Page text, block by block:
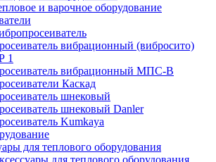
и варочное оборудование
вибрационный (вибросито)
1
вибрационный МПС-В
Каскад
шнековый
шнековый Danler
Kumkaya
для теплового оборудования
для теплового оборудования